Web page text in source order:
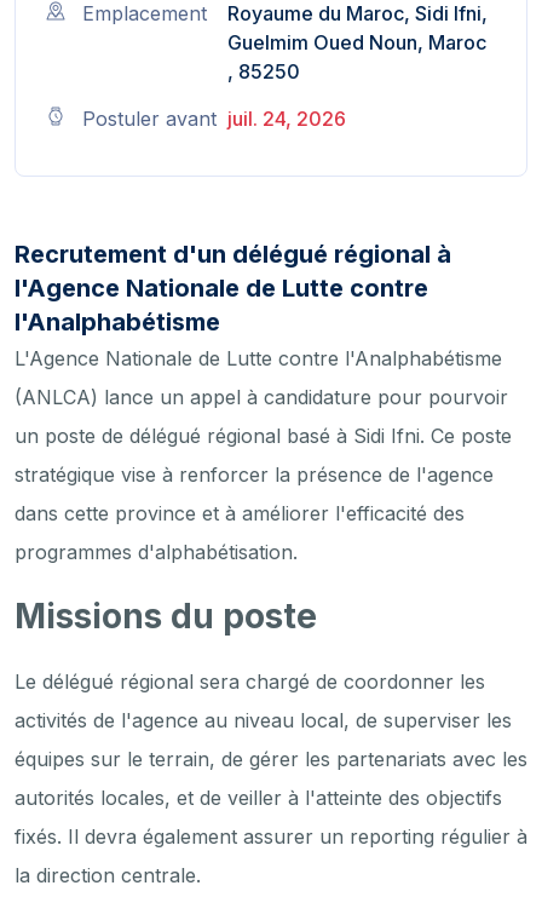
Emplacement
Royaume du Maroc, Sidi Ifni,
Guelmim Oued Noun, Maroc
, 85250
Postuler avant juil. 24, 2026
Recrutement d'un délégué régional à
l'Agence Nationale de Lutte contre
l'Analphabétisme
L'Agence Nationale de Lutte contre l'Analphabétisme
(ANLCA) lance un appel à candidature pour pourvoir
un poste de délégué régional basé à Sidi Ifni. Ce poste
stratégique vise à renforcer la présence de l'agence
dans cette province et à améliorer l'efficacité des
programmes d'alphabétisation.
Missions du poste
Le délégué régional sera chargé de coordonner les
activités de l'agence au niveau local, de superviser les
équipes sur le terrain, de gérer les partenariats avec les
autorités locales, et de veiller à l'atteinte des objectifs
fixés. Il devra également assurer un reporting régulier à
la direction centrale.